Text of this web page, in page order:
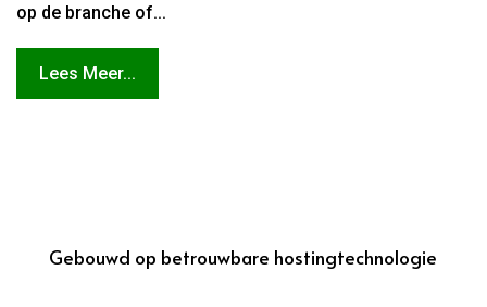
op de branche of...
Lees Meer...
Gebouwd op betrouwbare hostingtechnologie